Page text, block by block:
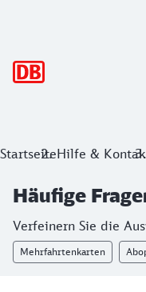
StartseiteHilfe &
Häufige
Verfeinern Sie die
Mehrfahrtenkarten